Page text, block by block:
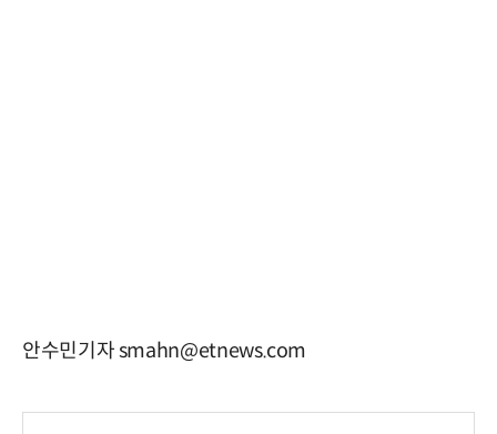
안수민기자 smahn@etnews.com